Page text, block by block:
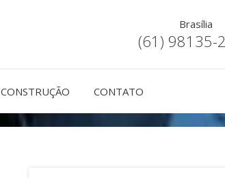
Brasília
(61) 98135-
CONSTRUÇÃO CONTATO